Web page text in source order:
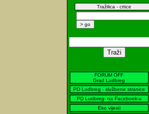
Tražilica - crtice
FORUM OFF
Grad Ludbreg
PD Ludbreg - službene stranice
PD Ludbreg- na Facebook-u
Eko vijesti